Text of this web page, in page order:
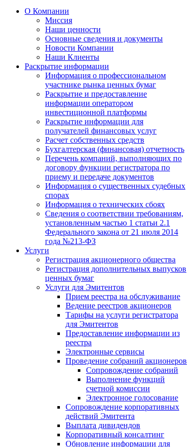
О Компании
Миссия
Наши ценности
Основные сведения и документы
Новости Компании
Наши Клиенты
Раскрытие информации
Информация о профессиональном
участнике рынка ценных бумаг
Раскрытие и предоставление
информации оператором
инвестиционной платформы
Раскрытие информации для
получателей финансовых услуг
Расчет собственных средств
Бухгалтерская (финансовая) отчетность
Перечень компаний, выполняющих по
договору функции регистратора по
приему и передаче документов
Информация о существенных судебных
спорах
Информация о технических сбоях
Сведения о соответствии требованиям,
установленным частью 1 статьи 2.1
Федерального закона от 21 июля 2014
года №213-ФЗ
Услуги
Регистрация акционерного общества
Регистрация дополнительных выпусков
ценных бумаг
Услуги для Эмитентов
Прием реестра на обслуживание
Ведение реестров акционеров
Тарифы на услуги регистратора
для Эмитентов
Предоставление информации из
реестра
Электронные сервисы
Проведение собраний акционеров
Сопровождение собраний
Выполнение функций
счетной комиссии
Электронное голосование
Сопровождение корпоративных
действий Эмитента
Выплата дивидендов
Корпоративный консалтинг
Обновление информации для